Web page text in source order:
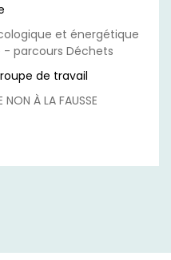
et énergétique
- parcours Déchets
de travail
À LA FAUSSE